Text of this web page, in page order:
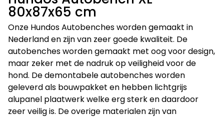
80x87x65 cm
Onze Hundos Autobenches worden gemaakt in
Nederland en zijn van zeer goede kwaliteit. De
autobenches worden gemaakt met oog voor design,
maar zeker met de nadruk op veiligheid voor de
hond. De demontabele autobenches worden
geleverd als bouwpakket en hebben lichtgrijs
alupanel plaatwerk welke erg sterk en daardoor
zeer veilig is. De overige materialen zijn van